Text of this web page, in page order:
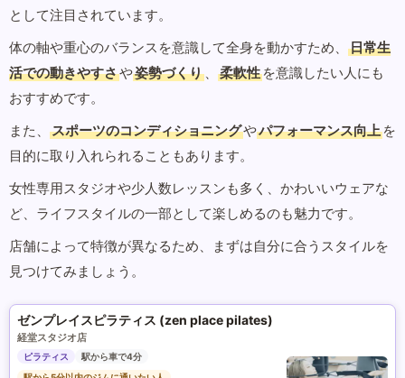
として注目されています。
体の軸や重心のバランスを意識して全身を動かすため、
日常生
活での動きやすさや姿勢づくり 、 柔軟性 を意識したい人にも
おすすめです。
また、
スポーツのコンディショニングやパフォーマンス向上 を
目的に取り入れられることもあります。
女性専用スタジオや少人数レッスンも多く、かわいいウェアな
ど、ライフスタイルの一部として楽しめるのも魅力です。
店舗によって特徴が異なるため、まずは自分に合うスタイルを
見つけてみましょう。
ゼンプレイスピラティス (zen place pilates)
経堂スタジオ店
ピラティス
駅から車で4分